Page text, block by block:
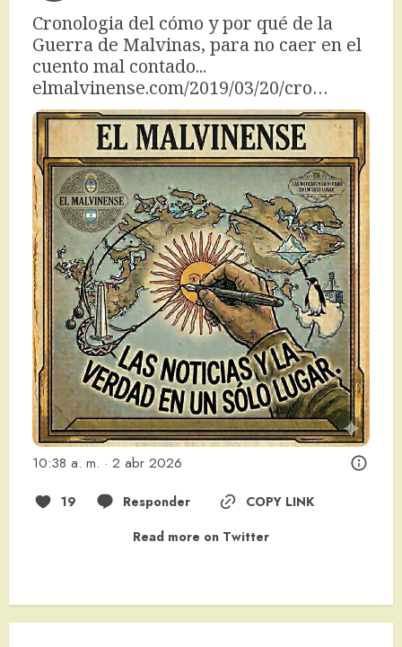
Cronologia del cómo y por qué de la
Guerra de Malvinas, para no caer en el
elmalvinense.com/2019/03/20/cro…
10:38 a. m. · 2 abr 2026
19 Responder
COPY LINK
Read more on Twitter